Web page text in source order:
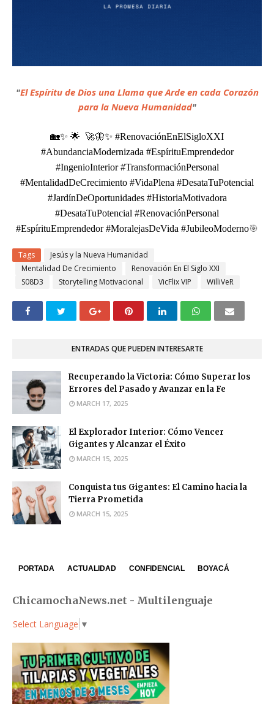
"El Espíritu de Dios una Llama que Arde en cada Corazón
para la Nueva Humanidad"
🏡✨ 🌟 🚀🦋✨ #RenovaciónEnElSigloXXI
#AbundanciaModernizada #EspírituEmprendedor
#IngenioInterior #TransformaciónPersonal
#MentalidadDeCrecimiento #VidaPlena #DesataTuPotencial
#JardínDeOportunidades #HistoriaMotivadora
#DesataTuPotencial #RenovaciónPersonal
#EspírituEmprendedor #MoralejasDeVida #JubileoModerno🎯
Tags
Jesús y la Nueva Humanidad
Mentalidad De Crecimiento
Renovación En El Siglo XXI
S08D3
Storytelling Motivacional VicFlix VIP WilliVeR
ENTRADAS QUE PUEDEN INTERESARTE
Recuperando la Victoria: Cómo Superar los
Errores del Pasado y Avanzar en la Fe
MARCH 17, 2025
El Explorador Interior: Cómo Vencer
Gigantes y Alcanzar el Éxito
MARCH 15, 2025
Conquista tus Gigantes: El Camino hacia la
Tierra Prometida
MARCH 15, 2025
PORTADA ACTUALIDAD CONFIDENCIAL BOYACÁ
ChicamochaNews.net - Multilenguaje
Select Language ▼